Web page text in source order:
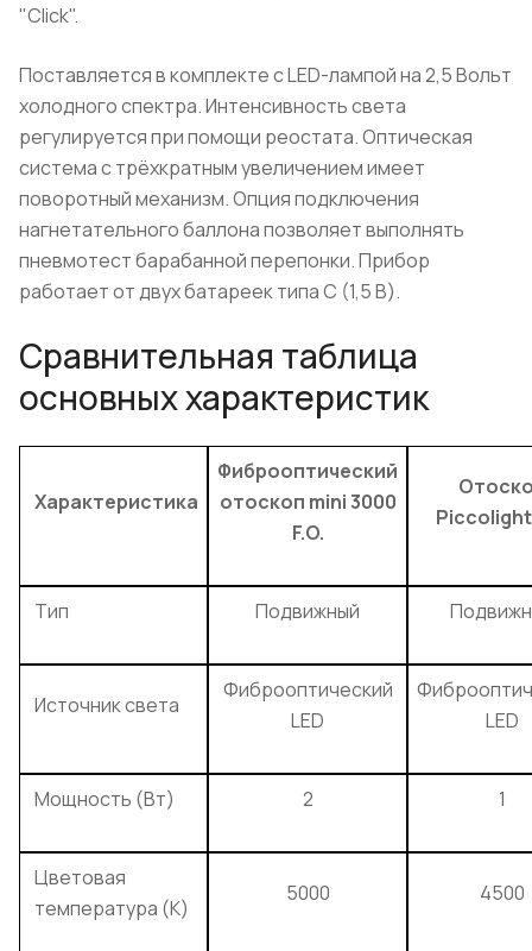
"Click".
Поставляется в комплекте с LED-лампой на 2,5 Вольт
холодного спектра. Интенсивность света
регулируется при помощи реостата. Оптическая
система с трёхкратным увеличением имеет
поворотный механизм. Опция подключения
нагнетательного баллона позволяет выполнять
пневмотест барабанной перепонки. Прибор
работает от двух батареек типа С (1,5 В).
Сравнительная таблица
основных характеристик
Характеристика
Фиброоптический
отоскоп mini 3000
F.O.
Piccolight
Тип Подвижный
Источник света
Фиброоптический
LED
LED
Мощность (Вт) 2 1
Цветовая
температура (K)
5000 4500